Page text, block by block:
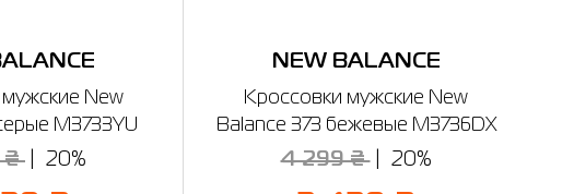
New
M3733YU
₴ 20%
NEW BALANCE
Кроссовки мужские New
Balance 373 бежевые M3736DX
4 299 ₴ 20%